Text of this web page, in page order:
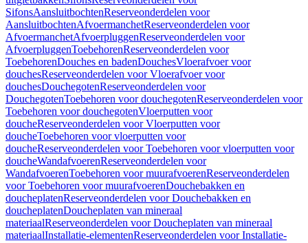
SifonsAansluitbochtenReserveonderdelen voor
AansluitbochtenAfvoermanchetReserveonderdelen voor
AfvoermanchetAfvoerpluggenReserveonderdelen voor
AfvoerpluggenToebehorenReserveonderdelen voor
ToebehorenDouches en badenDouchesVloerafvoer voor
douchesReserveonderdelen voor Vloerafvoer voor
douchesDouchegotenReserveonderdelen voor
DouchegotenToebehoren voor douchegotenReserveonderdelen voor
Toebehoren voor douchegotenVloerputten voor
doucheReserveonderdelen voor Vloerputten voor
doucheToebehoren voor vloerputten voor
doucheReserveonderdelen voor Toebehoren voor vloerputten voor
doucheWandafvoerenReserveonderdelen voor
WandafvoerenToebehoren voor muurafvoerenReserveonderdelen
voor Toebehoren voor muurafvoerenDouchebakken en
doucheplatenReserveonderdelen voor Douchebakken en
doucheplatenDoucheplaten van mineraal
materiaalReserveonderdelen voor Doucheplaten van mineraal
materiaalInstallatie-elementenReserveonderdelen voor Installatie-